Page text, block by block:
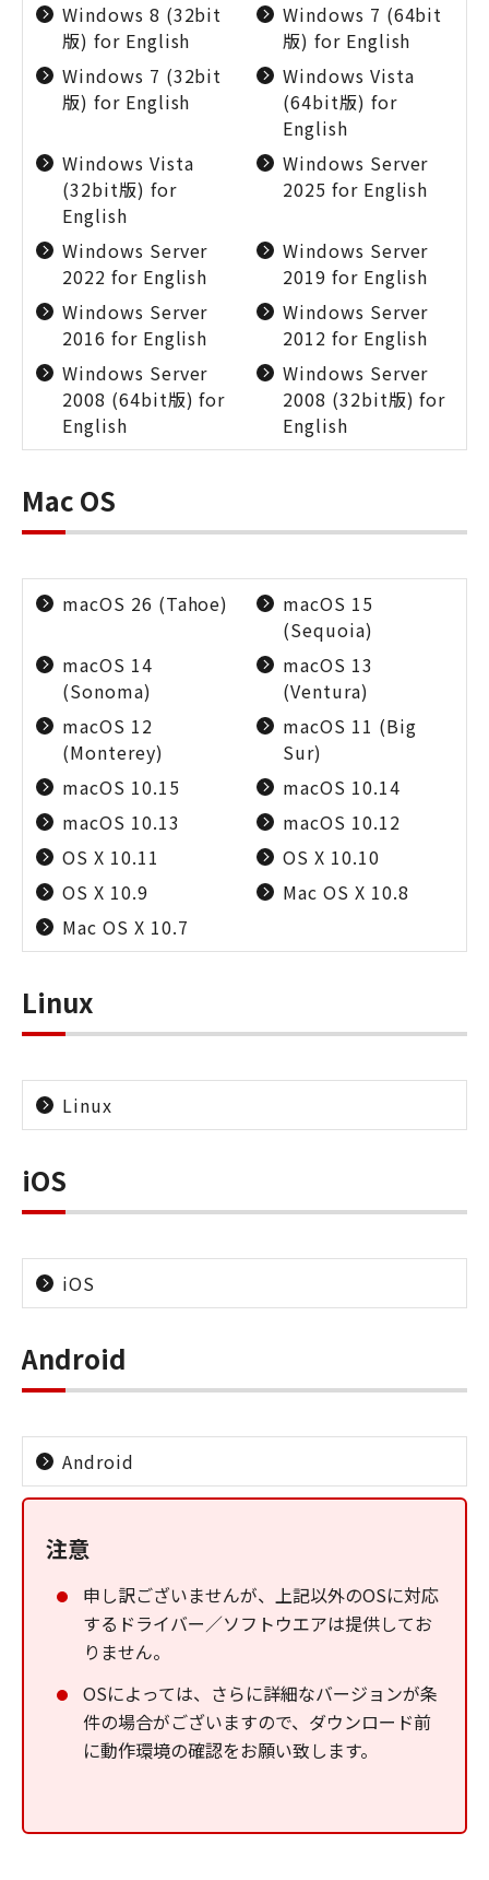
Windows 8 (32bit
版) for English
Windows 7 (64bit
版) for English
Windows 7 (32bit
版) for English
Windows Vista
(64bit版) for
English
Windows Vista
(32bit版) for
English
Windows Server
2025 for English
Windows Server
2022 for English
Windows Server
2019 for English
Windows Server
2016 for English
Windows Server
2012 for English
Windows Server
2008 (64bit版) for
English
Windows Server
2008 (32bit版) for
English
Mac OS
macOS 26 (Tahoe)
macOS 15
(Sequoia)
macOS 14
(Sonoma)
macOS 13
(Ventura)
macOS 12
(Monterey)
macOS 11 (Big
Sur)
macOS 10.15
macOS 10.14
macOS 10.13
macOS 10.12
OS X 10.11
OS X 10.10
OS X 10.9
Mac OS X 10.8
Mac OS X 10.7
Linux
Linux
iOS
iOS
Android
Android
注意
申し訳ございませんが、上記以外のOSに対応
するドライバー／ソフトウエアは提供してお
りません。
OSによっては、さらに詳細なバージョンが条
件の場合がございますので、ダウンロード前
に動作環境の確認をお願い致します。